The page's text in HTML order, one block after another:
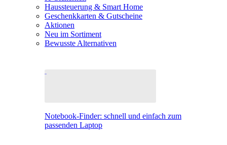
Haussteuerung & Smart Home
Geschenkkarten & Gutscheine
Aktionen
Neu im Sortiment
Bewusste Alternativen
Notebook-Finder: schnell und einfach zum
passenden Laptop